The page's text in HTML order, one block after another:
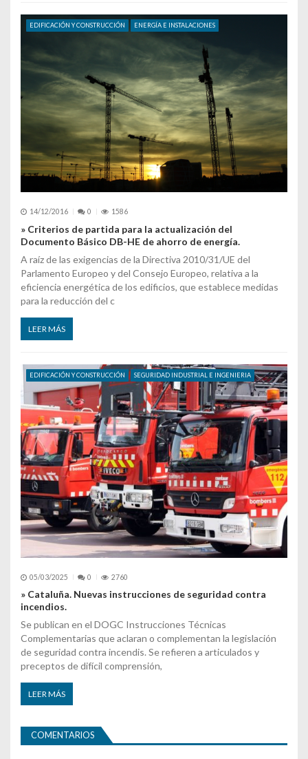
EDIFICACIÓN Y CONSTRUCCIÓN ENERGÍA E INSTALACIONES
14/12/2016 0 1586
» Criterios de partida para la actualización del
Documento Básico DB-HE de ahorro de energía.
A raíz de las exigencias de la Directiva 2010/31/UE del
Parlamento Europeo y del Consejo Europeo, relativa a la
eficiencia energética de los edificios, que establece medidas
para la reducción del c
LEER MÁS
EDIFICACIÓN Y CONSTRUCCIÓN SEGURIDAD INDUSTRIAL E INGENIERIA
05/03/2025 0 2760
» Cataluña. Nuevas instrucciones de seguridad contra
incendios.
Se publican en el DOGC Instrucciones Técnicas
Complementarias que aclaran o complementan la legislación
de seguridad contra incendis. Se refieren a articulados y
preceptos de difícil comprensión,
LEER MÁS
COMENTARIOS